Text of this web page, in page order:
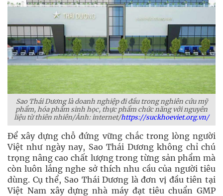
Sao Thái Dương là doanh nghiệp đi đầu trong nghiên cứu mỹ
phẩm, hóa phẩm sinh học, thực phẩm chức năng với nguyên
liệu từ thiên nhiên/Ảnh: internet/https://suckhoeviet.org.vn/
Để xây dựng chỗ đứng vững chắc trong lòng người
Việt như ngày nay, Sao Thái Dương không chỉ chú
trọng nâng cao chất lượng trong từng sản phẩm mà
còn luôn lắng nghe sở thích nhu cầu của người tiêu
dùng. Cụ thể, Sao Thái Dương là đơn vị đầu tiên tại
Việt Nam xây dựng nhà máy đạt tiêu chuẩn GMP